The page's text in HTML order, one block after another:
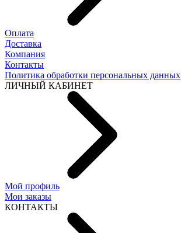
Оплата
Доставка
Компания
Контакты
Политика обработки персональных данных
ЛИЧНЫЙ КАБИНЕТ
Мой профиль
Мои заказы
КОНТАКТЫ